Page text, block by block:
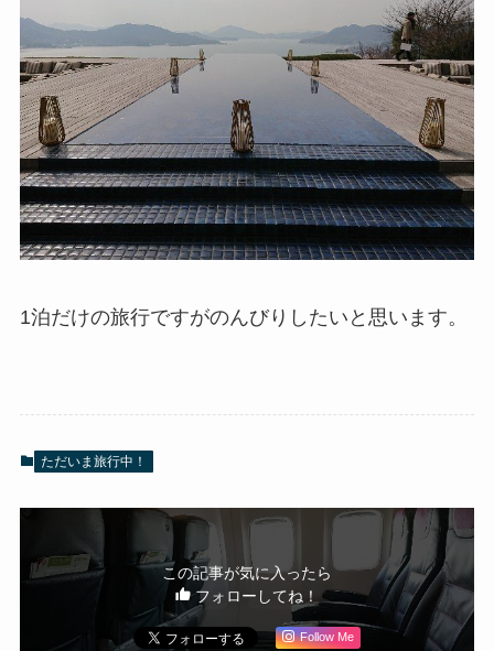
1泊だけの旅行ですがのんびりしたいと思います。
ただいま旅行中！
この記事が気に入ったら
フォローしてね！
Follow Me